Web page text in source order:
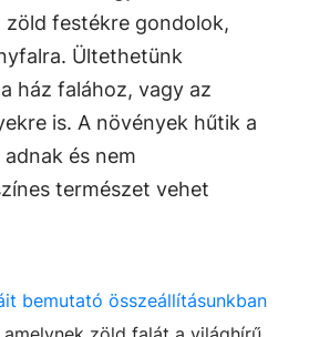
zöld festékre gondolok,
Ültethetünk
ház falához, vagy az
is. A növények hűtik a
és nem
természet vehet
bemutató összeállításunkban